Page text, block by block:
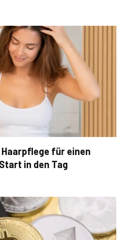
für einen
in den Tag